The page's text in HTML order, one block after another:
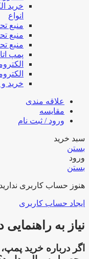
خرید
انواع
منبع
منبع
منبع
پمپ اتا ETA
خرید
علاقه مندی
مقایسه
ورود / ثبت نام
سبد خرید
بستن
ورود
بستن
هنوز حساب کاربری
ایجاد حساب کاربری
نیاز به راهنمایی
اگر درباره خرید